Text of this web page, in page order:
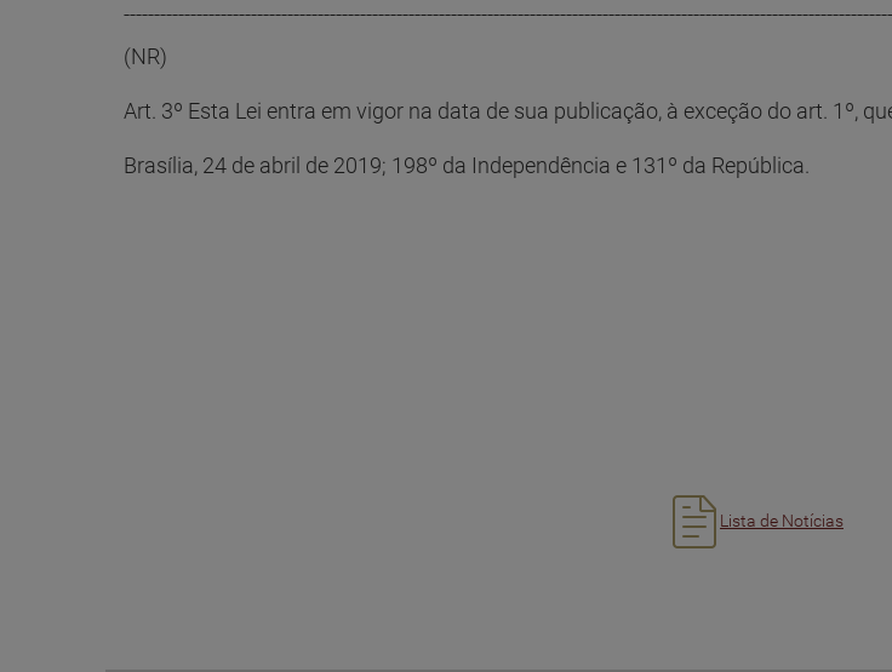
(NR)
Art. 3º Esta Lei entra em vigor na data de sua publicação, à exceção do art. 1º,
Brasília, 24 de abril de 2019; 198º da Independência e 131º da República.
Lista de Notícias